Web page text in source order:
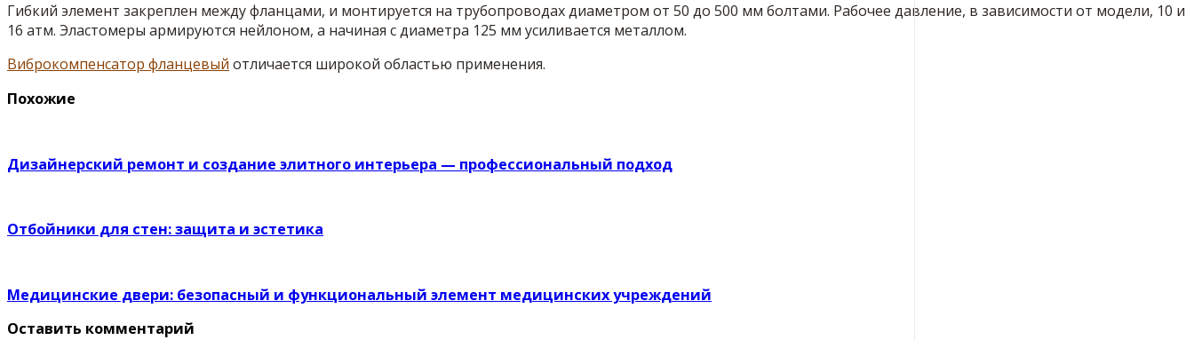
Гибкий элемент закреплен между фланцами, и монтируется на трубопроводах диаметром от 50 до 500 мм болтами. Рабочее давление, в зависимости от модели, 10 и
16 атм. Эластомеры армируются нейлоном, а начиная с диаметра 125 мм усиливается металлом.
Виброкомпенсатор фланцевый отличается широкой областью применения.
Похожие
Дизайнерский ремонт и создание элитного интерьера — профессиональный подход
Отбойники для стен: защита и эстетика
Медицинские двери: безопасный и функциональный элемент медицинских учреждений
Оставить комментарий